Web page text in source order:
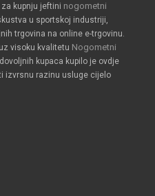
kupnju jeftini nogometni
u sportskoj industriji,
trgovina na online e-trgovinu.
visoku kvalitetu Nogometni
kupaca kupilo je ovdje
izvrsnu razinu usluge cijelo